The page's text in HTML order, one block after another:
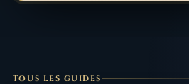
TOUS LES GUIDES